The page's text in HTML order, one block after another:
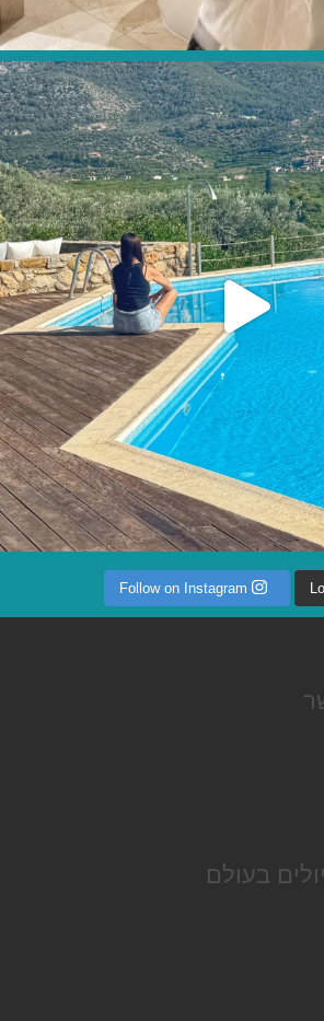
Follow on Instagram
בעולם